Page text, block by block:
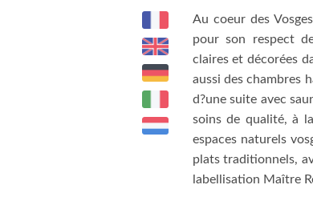
Au coeur des
pour son respect
claires et décorées
aussi des chambres
d?une suite avec
soins de qualité, à
espaces naturels
plats traditionnels,
labellisation Maître